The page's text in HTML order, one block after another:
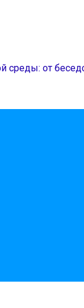
среды: от